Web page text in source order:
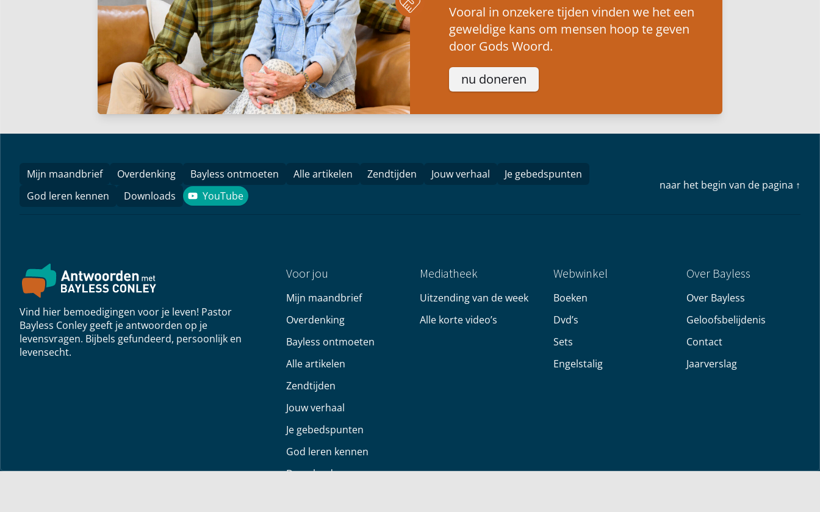
Vooral in onzekere tijden vinden we het een
geweldige kans om mensen hoop te geven
door Gods Woord.
nu doneren
Mijn maandbrief Overdenking Bayless ontmoeten Alle artikelen Zendtijden Jouw verhaal
Je gebedspunten
God leren kennen
Downloads YouTube
YouTube
naar het begin van de pagina ↑
Vind hier bemoedigingen voor je leven! Pastor
Bayless Conley geeft je antwoorden op je
levensvragen. Bijbels gefundeerd, persoonlijk en
levensecht.
Voor jou
Mijn maandbrief
Overdenking
Bayless ontmoeten
Alle artikelen
Zendtijden
Jouw verhaal
Je gebedspunten
God leren kennen
Downloads
Mediatheek
Uitzending van de week
Alle korte video’s
Webwinkel
Boeken
Dvd’s
Sets
Engelstalig
Over Bayless
Over Bayless
Geloofsbelijdenis
Contact
Jaarverslag